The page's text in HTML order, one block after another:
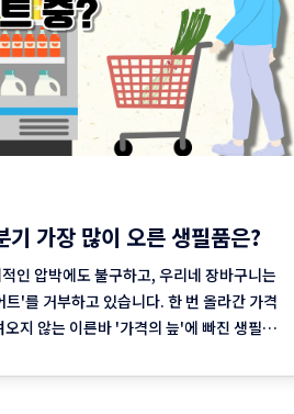
기 가장 많이 오른 생필품은?
인 압박에도 불구하고, 우리네 장바구니는
'를 거부하고 있습니다. 한 번 올라간 가격
오지 않는 이른바 '가격의 늪'에 빠진 생필품
'가 된 장바구니의 비명 퇴근길 마트에 들러